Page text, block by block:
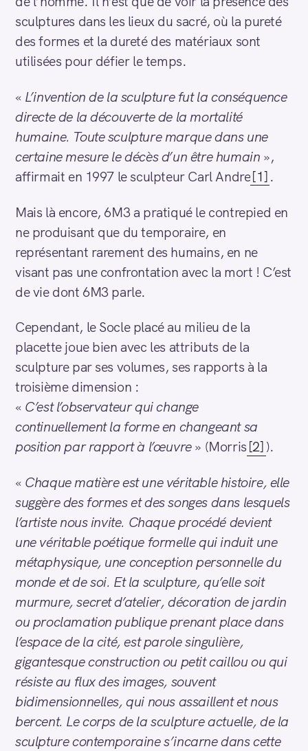
sculptures dans les lieux du sacré, où la pureté
des formes et la dureté des matériaux sont
utilisées pour défier le temps.
« L’invention de la sculpture fut la conséquence
directe de la découverte de la mortalité
humaine. Toute sculpture marque dans une
certaine mesure le décès d’un être humain »,
affirmait en 1997 le sculpteur Carl Andre[1] .
Mais là encore, 6M3 a pratiqué le contrepied en
ne produisant que du temporaire, en
représentant rarement des humains, en ne
visant pas une confrontation avec la mort ! C’est
de vie dont 6M3 parle.
Cependant, le Socle placé au milieu de la
placette joue bien avec les attributs de la
sculpture par ses volumes, ses rapports à la
troisième dimension :
« C’est l’observateur qui change
continuellement la forme en changeant sa
position par rapport à l’œuvre» (Morris [2] ).
« Chaque matière est une véritable histoire, elle
suggère des formes et des songes dans lesquels
l’artiste nous invite. Chaque procédé devient
une véritable poétique formelle qui induit une
métaphysique, une conception personnelle du
monde et de soi. Et la sculpture, qu’elle soit
murmure, secret d’atelier, décoration de jardin
ou proclamation publique prenant place dans
l’espace de la cité, est parole singulière,
gigantesque construction ou petit caillou ou qui
résiste au flux des images, souvent
bidimensionnelles, qui nous assaillent et nous
bercent. Le corps de la sculpture actuelle, de la
sculpture contemporaine s’incarne dans cette
S
e
a
r
h
f
o
r
: